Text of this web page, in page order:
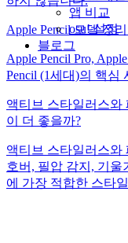
앱 비교
osu! 설정
블로그
Apple Pencil 모델 정
Apple Pencil Pro,
Pencil (1세대)의 핵심
액티브 스타일러스와
이 더 좋을까?
액티브 스타일러스와
호버, 필압 감지, 기울
에 가장 적합한 스타